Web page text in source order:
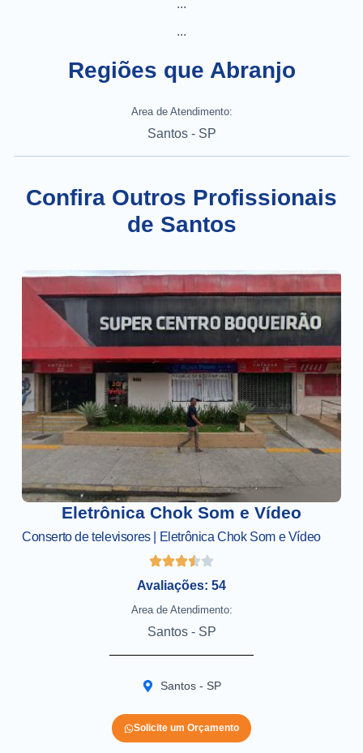
...
...
Regiões que Abranjo
Area de Atendimento:
Santos - SP
Confira Outros Profissionais
de Santos
Eletrônica Chok Som e Vídeo
Conserto de televisores | Eletrônica Chok Som e Vídeo
Avaliações: 54
Area de Atendimento:
Santos - SP
Santos - SP
Solicite um Orçamento